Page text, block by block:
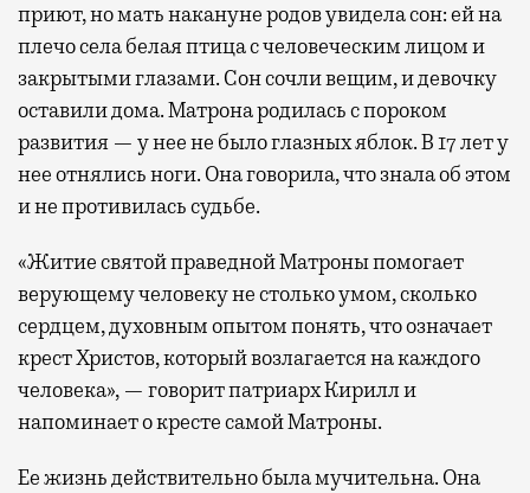
приют, но мать накануне родов увидела сон: ей на
плечо села белая птица с человеческим лицом и
закрытыми глазами. Сон сочли вещим, и девочку
оставили дома. Матрона родилась с пороком
развития — у нее не было глазных яблок. В 17 лет у
нее отнялись ноги. Она говорила, что знала об этом
и не противилась судьбе.
«Житие святой праведной Матроны помогает
верующему человеку не столько умом, сколько
сердцем, духовным опытом понять, что означает
крест Христов, который возлагается на каждого
человека», — говорит патриарх Кирилл и
напоминает о кресте самой Матроны.
Ее жизнь действительно была мучительна. Она